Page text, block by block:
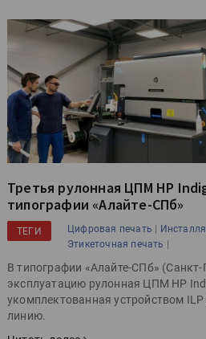
Третья рулонная ЦПМ HP
типографии «Алайте-СПб»
ТЕГИ Цифровая печать |
Этикеточная печать |
В типографии «Алайте-СПб»
эксплуатацию рулонная ЦПМ HP
укомплектованная устройством
линию.